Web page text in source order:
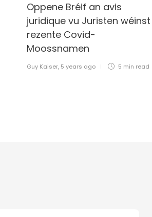
Oppene Bréif an avis
juridique vu Juristen wéinst
rezente Covid-
Moossnamen
Guy Kaiser, 5 years ago 5 min read